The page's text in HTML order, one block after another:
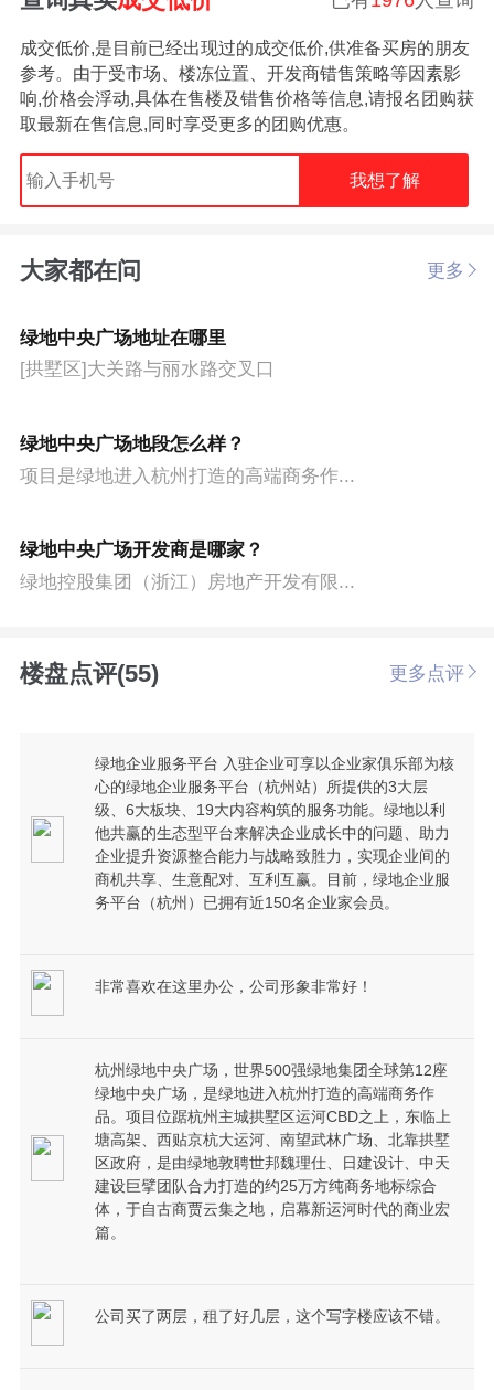
成交低价,是目前已经出现过的成交低价,供准备买房的朋友
参考。由于受市场、楼冻位置、开发商错售策略等因素影
响,价格会浮动,具体在售楼及错售价格等信息,请报名团购获
取最新在售信息,同时享受更多的团购优惠。
我想了解
大家都在问 更多
绿地中央广场地址在哪里
[拱墅区]大关路与丽水路交叉口
绿地中央广场地段怎么样？
项目是绿地进入杭州打造的高端商务作...
绿地中央广场开发商是哪家？
绿地控股集团（浙江）房地产开发有限...
楼盘点评(55) 更多点评
绿地企业服务平台 入驻企业可享以企业家俱乐部为核
心的绿地企业服务平台（杭州站）所提供的3大层
级、6大板块、19大内容构筑的服务功能。绿地以利
他共赢的生态型平台来解决企业成长中的问题、助力
企业提升资源整合能力与战略致胜力，实现企业间的
商机共享、生意配对、互利互赢。目前，绿地企业服
务平台（杭州）已拥有近150名企业家会员。
非常喜欢在这里办公，公司形象非常好！
杭州绿地中央广场，世界500强绿地集团全球第12座
绿地中央广场，是绿地进入杭州打造的高端商务作
品。项目位踞杭州主城拱墅区运河CBD之上，东临上
塘高架、西贴京杭大运河、南望武林广场、北靠拱墅
区政府，是由绿地敦聘世邦魏理仕、日建设计、中天
建设巨擘团队合力打造的约25万方纯商务地标综合
体，于自古商贾云集之地，启幕新运河时代的商业宏
篇。
公司买了两层，租了好几层，这个写字楼应该不错。